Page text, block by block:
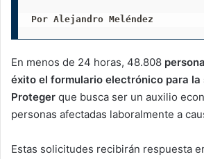
Por Alejandro Meléndez
En menos de 24 horas, 48.808
éxito el formulario electrónico para la
Proteger que busca ser un auxilio
personas afectadas laboralmente a
Estas solicitudes recibirán respuesta